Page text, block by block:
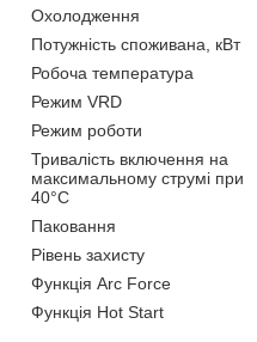
Охолодження
Потужність споживана, кВт
Робоча температура
Режим VRD
Режим роботи
Тривалість включення на
максимальному струмі при
40°C
Паковання
Рівень захисту
Функція Arc Force
Функція Hot Start